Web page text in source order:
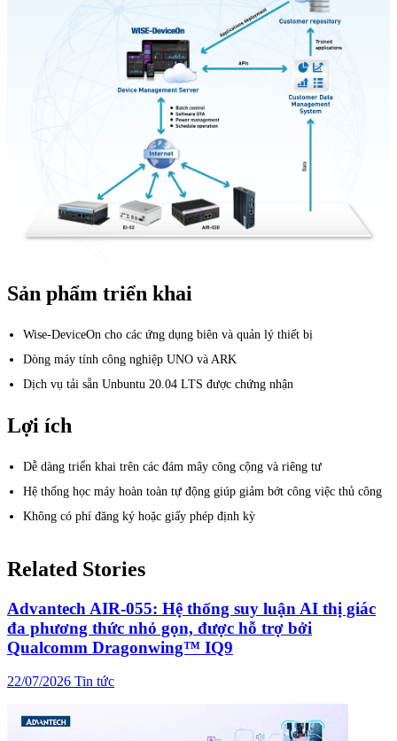
Sản phẩm triển khai
Wise-DeviceOn cho các ứng dụng biên và quản lý thiết bị
Dòng máy tính công nghiệp UNO và ARK
Dịch vụ tải sẵn Unbuntu 20.04 LTS được chứng nhận
Lợi ích
Dễ dàng triển khai trên các đám mây công cộng và riêng tư
Hệ thống học máy hoàn toàn tự động giúp giảm bớt công việc thủ công
Không có phí đăng ký hoặc giấy phép định kỳ
Related Stories
Advantech AIR-055: Hệ thống suy luận AI thị giác
đa phương thức nhỏ gọn, được hỗ trợ bởi
Qualcomm Dragonwing™ IQ9
22/07/2026 Tin tức